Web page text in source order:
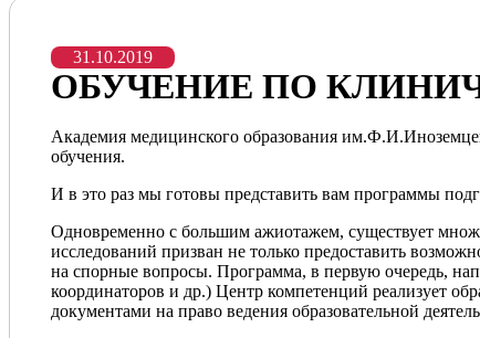
5.
6.
8.
9.
10.
31.10.2019
ОБУЧЕНИЕ ПО
Академия медицинского образования
обучения.
И в это раз мы готовы представить вам программы
Одновременно с большим ажиотажем, существует
исследований призван не только предоставить
на спорные вопросы. Программа, в первую очередь,
координаторов и др.) Центр компетенций реализует
документами на право ведения образовательной